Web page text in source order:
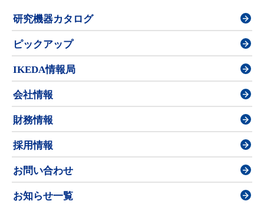
研究機器カタログ
ピックアップ
IKEDA情報局
会社情報
財務情報
採用情報
お問い合わせ
お知らせ一覧